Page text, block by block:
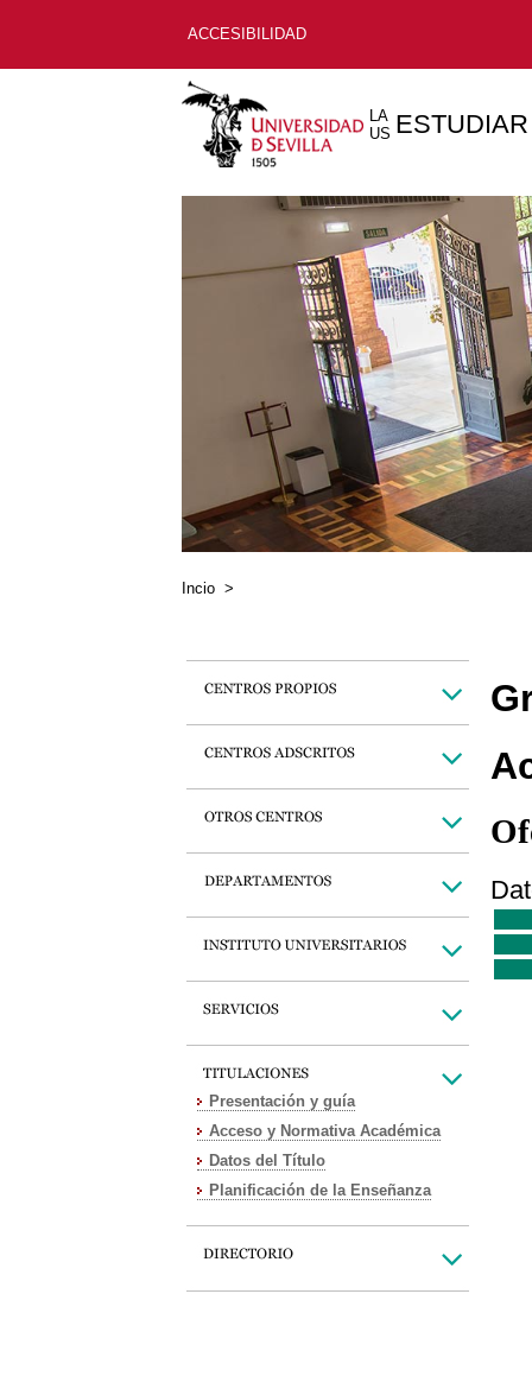
ACCESIBILIDAD
LA
US ESTUDIAR
Incio >
Presentación y guía
Acceso y Normativa Académica
Datos del Título
Planificación de la Enseñanza